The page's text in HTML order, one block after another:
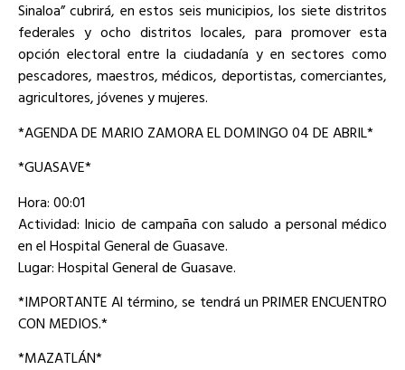
Sinaloa” cubrirá, en estos seis municipios, los siete distritos
federales y ocho distritos locales, para promover esta
opción electoral entre la ciudadanía y en sectores como
pescadores, maestros, médicos, deportistas, comerciantes,
agricultores, jóvenes y mujeres.
*AGENDA DE MARIO ZAMORA EL DOMINGO 04 DE ABRIL*
*GUASAVE*
Hora: 00:01
Actividad: Inicio de campaña con saludo a personal médico
en el Hospital General de Guasave.
Lugar: Hospital General de Guasave.
*IMPORTANTE Al término, se tendrá un PRIMER ENCUENTRO
CON MEDIOS.*
*MAZATLÁN*